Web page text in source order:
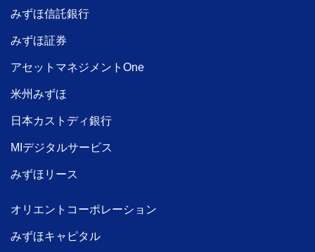
みずほ信託銀行
みずほ証券
アセットマネジメントOne
米州みずほ
日本カストディ銀行
MIデジタルサービス
みずほリース
オリエントコーポレーション
みずほキャピタル